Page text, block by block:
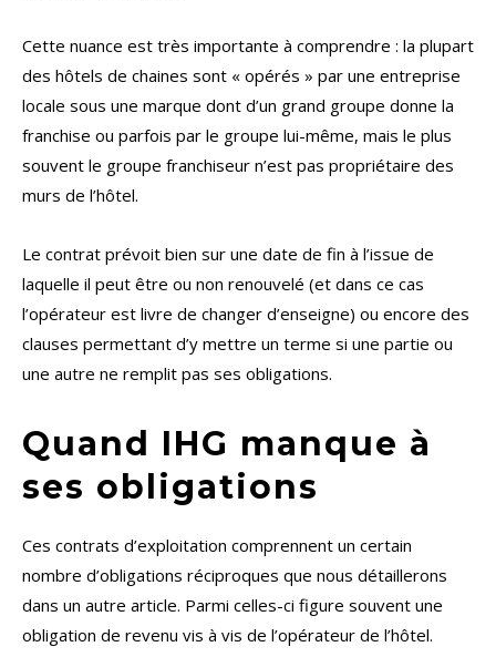
Cette nuance est très importante à comprendre : la plupart
des hôtels de chaines sont « opérés » par une entreprise
locale sous une marque dont d’un grand groupe donne la
franchise ou parfois par le groupe lui-même, mais le plus
souvent le groupe franchiseur n’est pas propriétaire des
murs de l’hôtel.
Le contrat prévoit bien sur une date de fin à l’issue de
laquelle il peut être ou non renouvelé (et dans ce cas
l’opérateur est livre de changer d’enseigne) ou encore des
clauses permettant d’y mettre un terme si une partie ou
une autre ne remplit pas ses obligations.
Quand IHG manque à
ses obligations
Ces contrats d’exploitation comprennent un certain
nombre d’obligations réciproques que nous détaillerons
dans un autre article. Parmi celles-ci figure souvent une
obligation de revenu vis à vis de l’opérateur de l’hôtel.